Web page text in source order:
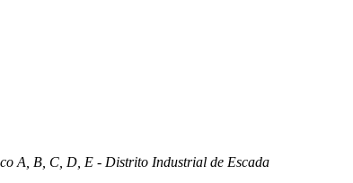
A, B, C, D, E - Distrito Industrial de Escada